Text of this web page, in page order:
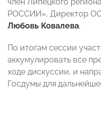
РОССИИ», Директор
Любовь Ковалева.
По итогам сессии
аккумулировать все
ходе дискуссии, и
Госдумы для